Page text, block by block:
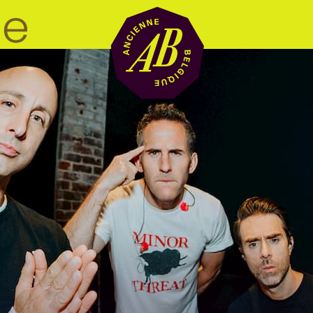
Location de
BRDCST
ABtv
Chèque-